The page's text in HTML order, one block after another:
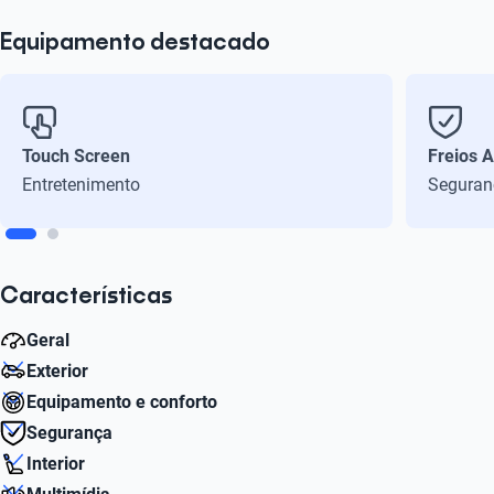
Equipamento destacado
Touch Screen
Entretenimento
Freios
Características
Geral
1457
Peso bruto (kg)
Litros
Exterior
15
Número de Aro
Equipamento e conforto
Sim
Sistema de ar-condicionado
Segurança
Airbags Dianteiros
Interior